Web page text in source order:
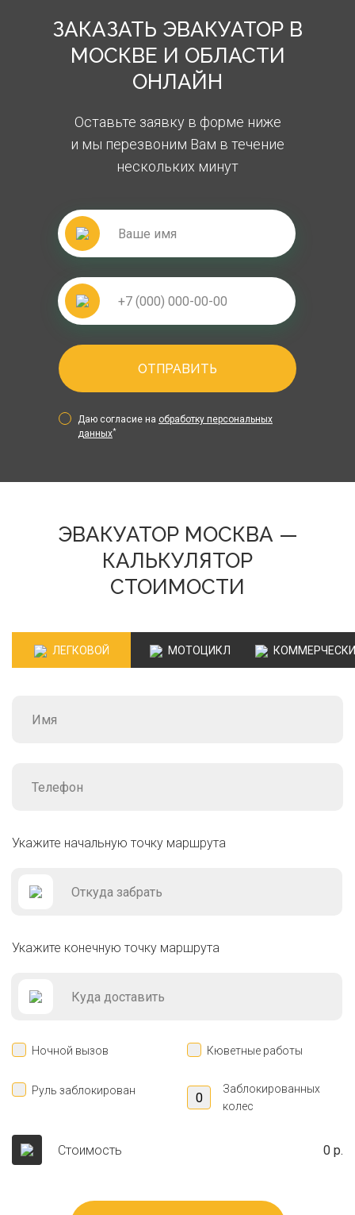
ЗАКАЗАТЬ ЭВАКУАТОР В
МОСКВЕ И ОБЛАСТИ
ОНЛАЙН
Оставьте заявку в форме ниже
и мы перезвоним Вам в течение
нескольких минут
ОТПРАВИТЬ
Даю согласие на обработку персональных
данных*
ЭВАКУАТОР МОСКВА —
КАЛЬКУЛЯТОР
СТОИМОСТИ
ЛЕГКОВОЙ МОТОЦИКЛ
Укажите начальную точку маршрута
Укажите конечную точку маршрута
Ночной вызов Кюветные работы
Руль заблокирован
Заблокированных
колес
Стоимость 0 р.